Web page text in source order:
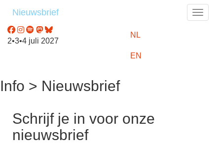
Nieuwsbrief
2•3•4 juli 2027
NL
EN
Info > Nieuwsbrief
Schrijf je in voor onze
nieuwsbrief